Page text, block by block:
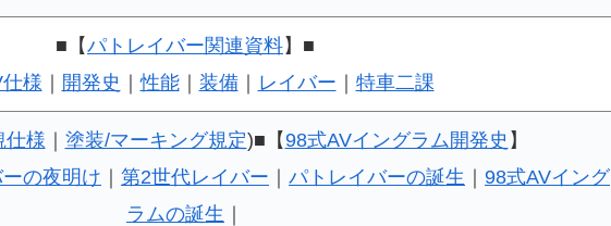
■【パトレイバー関連資料】■
様 ｜ 開発史 ｜性能｜ 装備｜ レイバー ｜ 特車二課
仕様 ｜ 塗装/マーキング規定)■【98式AVイングラム開発史 】
の夜明け ｜ 第2世代レイバー ｜ パトレイバーの誕生 ｜ 98式AVイング
ラムの誕生 ｜